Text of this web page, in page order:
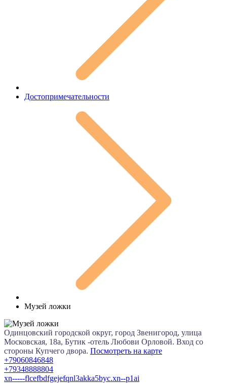
Достопримечательности
Музей ложки
Одинцовский городской округ, город Звенигород, улица
Московская, 18а, Бутик -отель Любови Орловой. Вход со
стороны Купчего двора. Посмотреть на карте
+79060846848
+79348888804
xn-----flcefbdfgejefqnl3akka5byc.xn--p1ai